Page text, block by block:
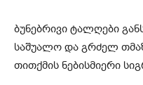
ბუნებრივი ტალღები
საშუალო და გრძელ
თითქმის ნებისმიერი